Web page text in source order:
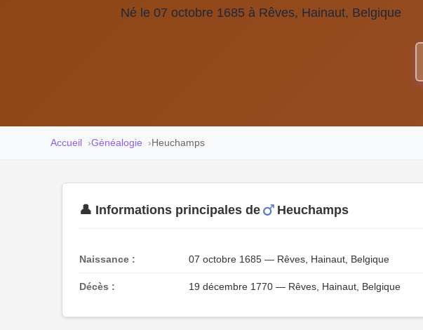
Né le 07 octobre 1685 à Rêves, Hainaut, Belgique
Accueil Généalogie Heuchamps
👤 Informations principales de Heuchamps
Naissance : 07 octobre 1685 — Rêves, Hainaut, Belgique
Décès : 19 décembre 1770 — Rêves, Hainaut, Belgique